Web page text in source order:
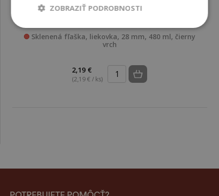
Sklenená fľaška, liekovka, 28 mm, 480 ml, čierny
vrch
2,19 €
(2,19 € / ks)
ZOBRAZIŤ PODROBNOSTI